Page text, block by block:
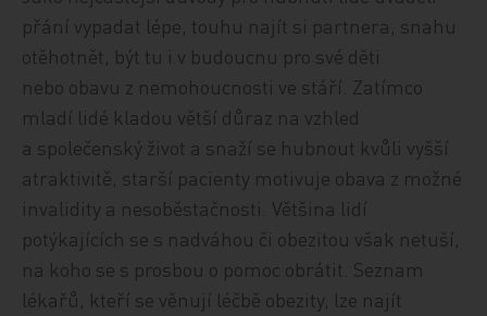
přání vypadat lépe, touhu najít si partnera, snahu
otěhotnět, být tu i v budoucnu pro své děti
nebo obavu z nemohoucnosti ve stáří. Zatímco
mladí lidé kladou větší důraz na vzhled
a společenský život a snaží se hubnout kvůli vyšší
atraktivitě, starší pacienty motivuje obava z možné
invalidity a nesoběstačnosti. Většina lidí
potýkajících se s nadváhou či obezitou však netuší,
na koho se s prosbou o pomoc obrátit. Seznam
lékařů, kteří se věnují léčbě obezity, lze najít